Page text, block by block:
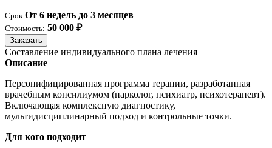
Срок От 6 недель до 3 месяцев
Стоимость: 50 000 ₽
Заказать
Составление индивидуального плана лечения
Описание
Персонифицированная программа терапии, разработанная
врачебным консилиумом (нарколог, психиатр, психотерапевт).
Включающая комплексную диагностику,
мультидисциплинарный подход и контрольные точки.
Для кого подходит